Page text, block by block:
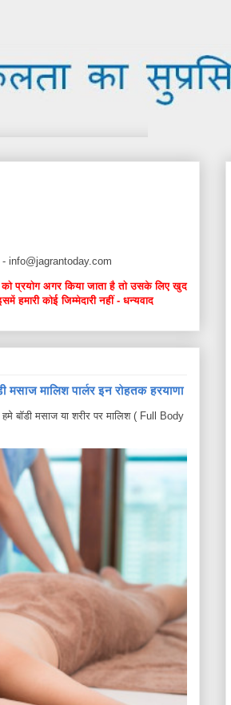
- info@jagrantoday.com
प्रयोग अगर किया जाता है तो उसके लिए खुद
हमारी कोई जिम्मेदारी नहीं - धन्यवाद
मालिश पार्लर इन रोहतक हरयाणा
मसाज या शरीर पर मालिश ( Full Body